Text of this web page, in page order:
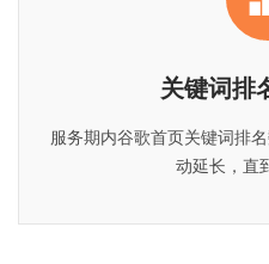
关键词排
服务期内谷歌首页关键词排
动延长，直